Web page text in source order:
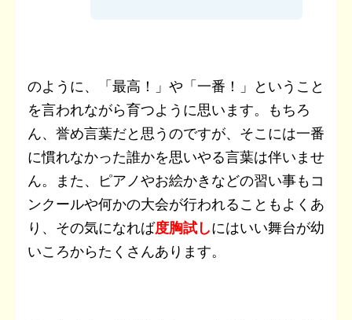
のように、「最高！」や「一番！」ということ
を言われながら育つように思います。もちろ
ん、誉め言葉だと思うのですが、そこには一番
に慣れなかった誰かを思いやる言葉は伴いませ
ん。また、ピアノやお絵かきなどの習い事もコ
ンクールや何かの大会が行われることもよくあ
り、その気になれば度胸試しにはいい舞台が幼
いころからたくさんあります。